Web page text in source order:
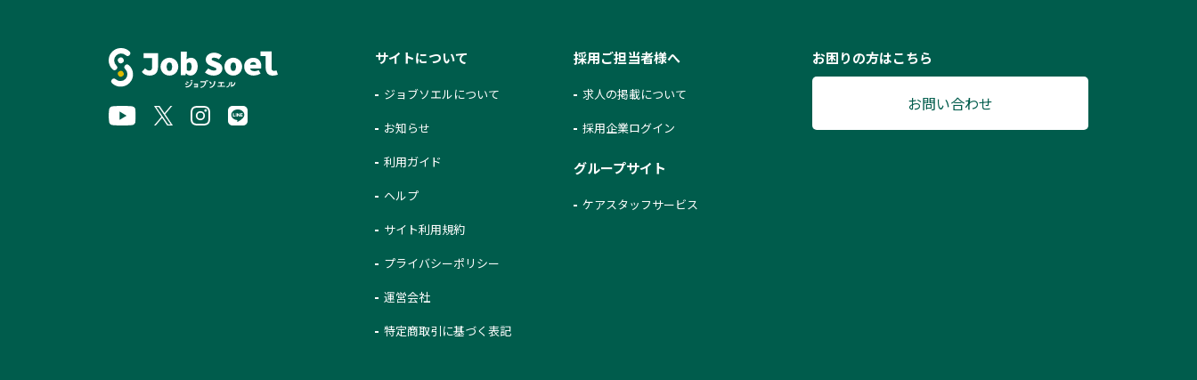
サイトについて
ジョブソエルについて
お知らせ
利用ガイド
ヘルプ
サイト利用規約
プライバシーポリシー
運営会社
特定商取引に基づく表記
採用ご担当者様へ
求人の掲載について
採用企業ログイン
グループサイト
ケアスタッフサービス
お困りの方はこちら
お問い合わせ